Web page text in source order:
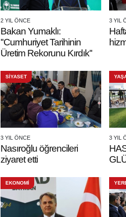
2 YIL ÖNCE
Bakan Yumaklı:
''Cumhuriyet Tarihinin
Üretim Rekorunu Kırdık''
3 YIL
SİYASET
3 YIL ÖNCE
Nasıroğlu öğrencileri
ziyaret etti
3 YIL
EKONOMİ